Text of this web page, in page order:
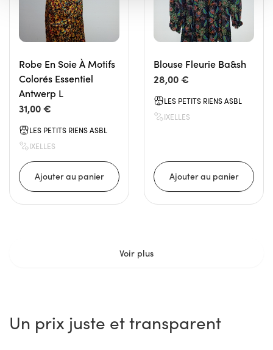
Robe En Soie À Motifs
Colorés Essentiel
Antwerp L
31,00 €
LES PETITS RIENS ASBL
IXELLES
Blouse Fleurie Ba&sh
28,00 €
LES PETITS RIENS ASBL
IXELLES
Voir plus
Un prix juste et transparent